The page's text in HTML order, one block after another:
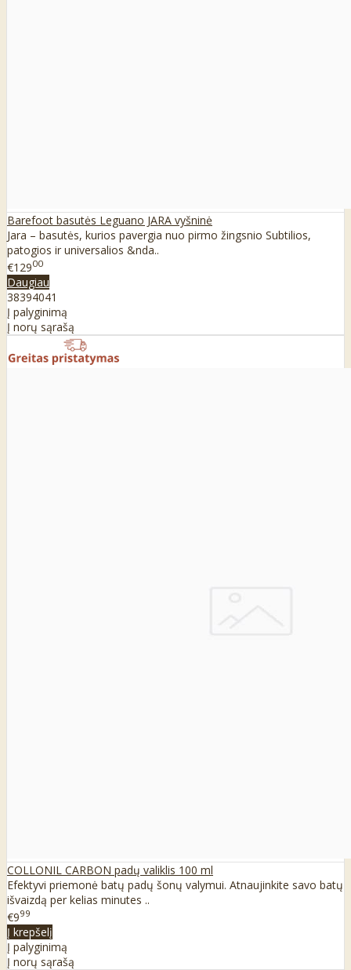
Barefoot basutės Leguano JARA vyšninė
Jara – basutės, kurios pavergia nuo pirmo žingsnio Subtilios,
patogios ir universalios &nda..
€12900
Daugiau
38394041
Į palyginimą
Į norų sąrašą
COLLONIL CARBON padų valiklis 100 ml
Efektyvi priemonė batų padų šonų valymui. Atnaujinkite savo batų
išvaizdą per kelias minutes ..
€999
Į krepšelį
Į palyginimą
Į norų sąrašą